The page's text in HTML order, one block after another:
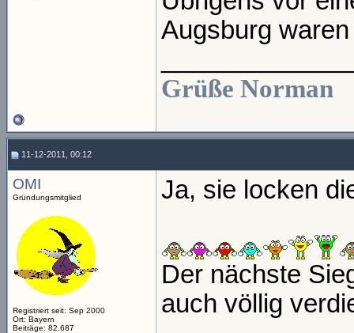
Augsburg
Grüße Norman
11-12-2011, 00:12
OMI
Gründungsmitglied
Registriert seit: Sep 2000
Ort: Bayern
Beiträge: 82.687
Ja, sie locken
Der nächste
auch völlig